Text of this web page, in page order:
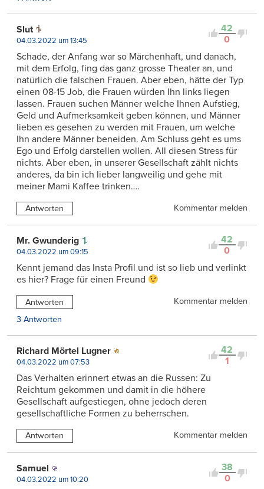
42
0
Slut
04.03.2022 um 13:45
Schade, der Anfang war so Märchenhaft, und danach,
mit dem Erfolg, fing das ganz grosse Theater an, und
natürlich die falschen Frauen. Aber eben, hätte der Typ
einen 08-15 Job, die Frauen würden Ihn links liegen
lassen. Frauen suchen Männer welche Ihnen Aufstieg,
Geld und Aufmerksamkeit geben können, und Männer
lieben es gesehen zu werden mit Frauen, um welche
Ihn andere Männer beneiden. Am Schluss geht es ums
Ego und Erfolg darstellen wollen. All diesen Stress für
nichts. Aber eben, in unserer Gesellschaft zählt nichts
anderes, da bin ich lieber langweilig und gehe mit
meiner Mami Kaffee trinken….
Antworten Kommentar melden
42
0
Mr. Gwunderig
04.03.2022 um 09:15
Kennt jemand das Insta Profil und ist so lieb und verlinkt
es hier? Frage für einen Freund
Antworten
Kommentar melden
3 Antworten
42
1
Richard Mörtel Lugner
04.03.2022 um 07:53
Das Verhalten erinnert etwas an die Russen: Zu
Reichtum gekommen und damit in die höhere
Gesellschaft aufgestiegen, ohne jedoch deren
gesellschaftliche Formen zu beherrschen.
Antworten Kommentar melden
38
0
Samuel
04.03.2022 um 10:20